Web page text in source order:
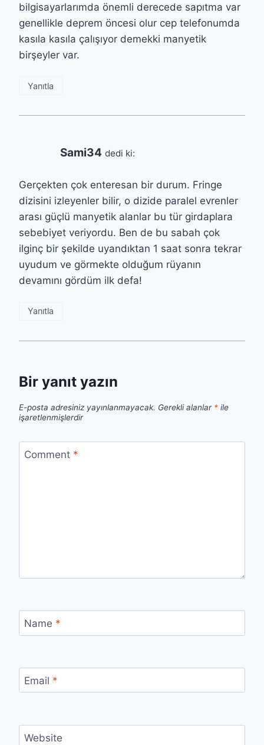
bilgisayarlarımda önemli derecede sapıtma var
genellikle deprem öncesi olur cep telefonumda
kasıla kasıla çalışıyor demekki manyetik
birşeyler var.
Yanıtla
Sami34 dedi ki:
Gerçekten çok enteresan bir durum. Fringe
dizisini izleyenler bilir, o dizide paralel evrenler
arası güçlü manyetik alanlar bu tür girdaplara
sebebiyet veriyordu. Ben de bu sabah çok
ilginç bir şekilde uyandıktan 1 saat sonra tekrar
uyudum ve görmekte olduğum rüyanın
devamını gördüm ilk defa!
Yanıtla
Bir yanıt yazın
E-posta adresiniz yayınlanmayacak. Gerekli alanlar * ile
işaretlenmişlerdir
Comment *
Name *
Email *
Website